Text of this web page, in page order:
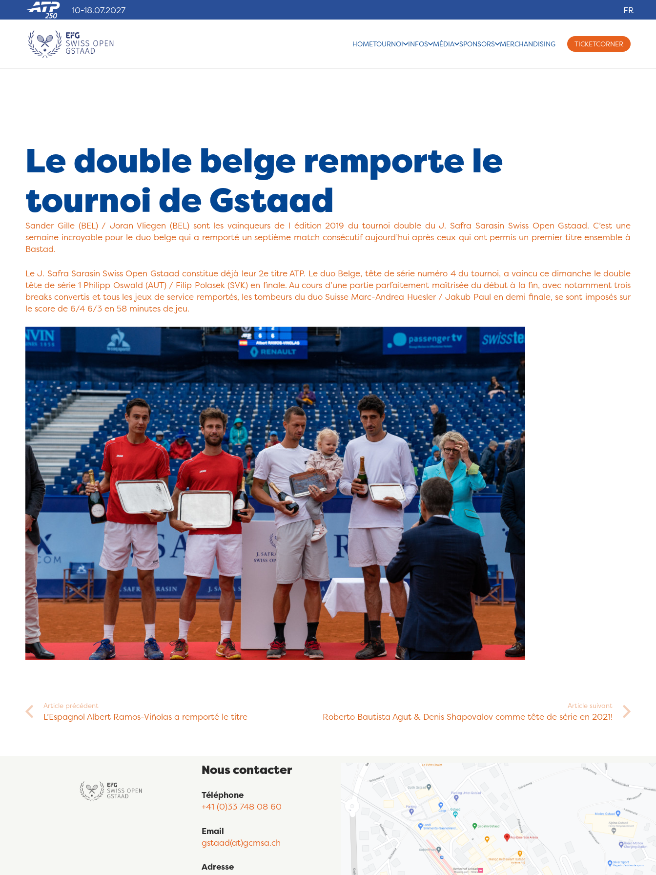
10-18.07.2027 FR
HOMETOURNOI INFOS MÉDIA SPONSORS MERCHANDISING TICKETCORNER
Le double belge remporte le
tournoi de Gstaad
Sander Gille (BEL) / Joran Vliegen (BEL) sont les vainqueurs de l édition 2019 du tournoi double du J. Safra Sarasin Swiss Open Gstaad. C’est une
semaine incroyable pour le duo belge qui a remporté un septième match consécutif aujourd’hui après ceux qui ont permis un premier titre ensemble à
Bastad.
Le J. Safra Sarasin Swiss Open Gstaad constitue déjà leur 2e titre ATP. Le duo Belge, tête de série numéro 4 du tournoi, a vaincu ce dimanche le double
tête de série 1 Philipp Oswald (AUT) / Filip Polasek (SVK) en finale. Au cours d’une partie parfaitement maîtrisée du début à la fin, avec notamment trois
breaks convertis et tous les jeux de service remportés, les tombeurs du duo Suisse Marc-Andrea Huesler / Jakub Paul en demi finale, se sont imposés sur
le score de 6/4 6/3 en 58 minutes de jeu.
Article précédent
L’Espagnol Albert Ramos-Viñolas a remporté le titre
Article suivant
Roberto Bautista Agut & Denis Shapovalov comme tête de série en 2021!
Nous contacter
Téléphone
+41 (0)33 748 08 60
Email
gstaad(at)gcmsa.ch
Adresse